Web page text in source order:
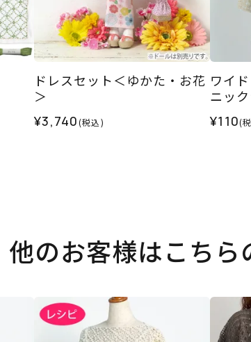
ドレスセット＜ゆかた・お花
＞
¥3,740(税込)
ワイ
ニッ
¥110(
他のお客様はこち